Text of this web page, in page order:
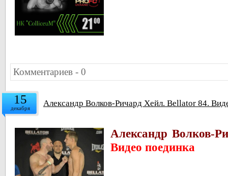
Комментариев - 0
15
декабря Александр Волков-Ричард Хейл. Bellator 84.
Александр Волков-
Видео поединка